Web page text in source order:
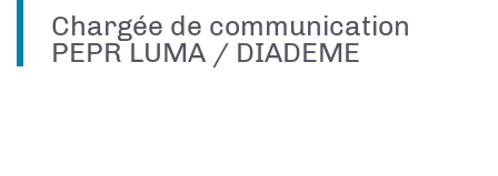
Chargée de communication
PEPR LUMA / DIADEME